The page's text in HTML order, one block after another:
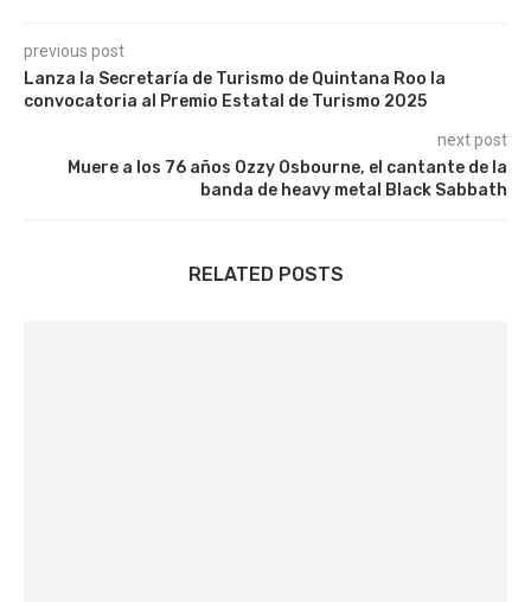
previous post
Lanza la Secretaría de Turismo de Quintana Roo la
convocatoria al Premio Estatal de Turismo 2025
next post
Muere a los 76 años Ozzy Osbourne, el cantante de la
banda de heavy metal Black Sabbath
RELATED POSTS